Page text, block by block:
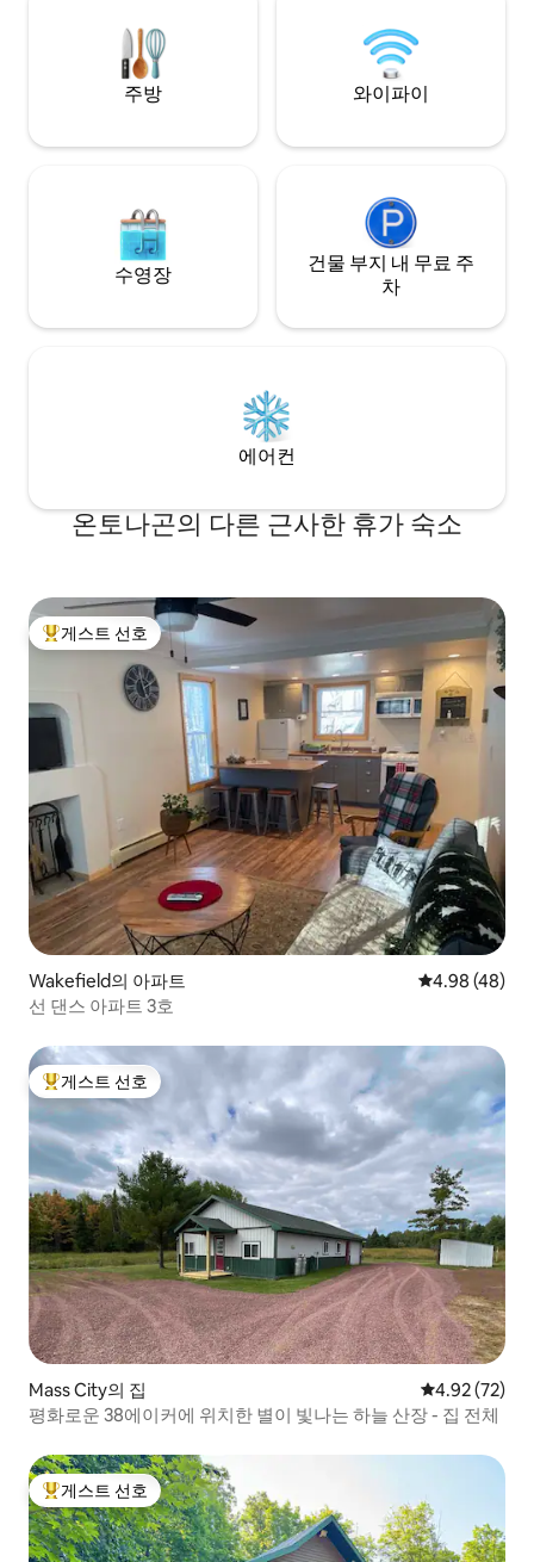
요.
주방 와이파이
수영장
건물 부지 내 무료 주
차
에어컨
온토나곤의 다른 근사한 휴가 숙소
상위 게스트 선호
게스트 선호
Wakefield의 아파트 평점 4.98점(5
4.98 (48)
선 댄스 아파트 3호
상위 게스트 선호
게스트 선호
Mass City의 집 평점 4.92점(5
4.92 (72)
평화로운 38에이커에 위치한 별이 빛나는 하늘 산장 - 집 전체
상위 게스트 선호
게스트 선호